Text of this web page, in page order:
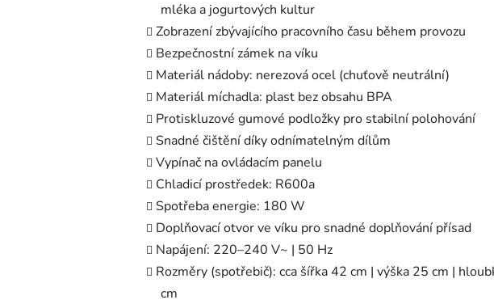
mléka a jogurtových kultur
Zobrazení zbývajícího pracovního času během provozu
Bezpečnostní zámek na víku
Materiál nádoby: nerezová ocel (chuťově neutrální)
Materiál míchadla: plast bez obsahu BPA
Protiskluzové gumové podložky pro stabilní polohování
Snadné čištění díky odnímatelným dílům
Vypínač na ovládacím panelu
Chladicí prostředek: R600a
Spotřeba energie: 180 W
Doplňovací otvor ve víku pro snadné doplňování přísad
Napájení: 220–240 V~ | 50 Hz
Rozměry (spotřebič): cca šířka 42 cm | výška 25 cm |
cm